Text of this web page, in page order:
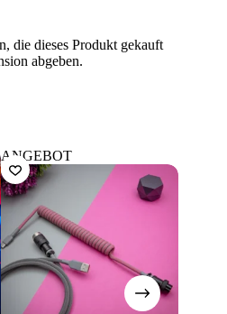
die dieses Produkt gekauft
abgeben.
ANGEBOT